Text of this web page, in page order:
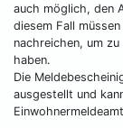
auch möglich, den
diesem Fall
nachreichen, um
haben.
Die
ausgestellt und